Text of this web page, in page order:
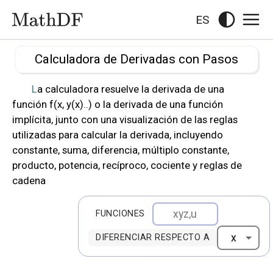
ES
Calculadora de Derivadas con Pasos
La calculadora resuelve la derivada de una
función f(x, y(x)..) o la derivada de una función
implícita, junto con una visualización de las reglas
utilizadas para calcular la derivada, incluyendo
constante, suma, diferencia, múltiplo constante,
producto, potencia, recíproco, cociente y reglas de
cadena
FUNCIONES
DIFERENCIAR RESPECTO A